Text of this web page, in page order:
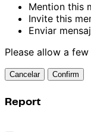
Mention this
Invite this
Enviar
Please allow a
Confirm
Report